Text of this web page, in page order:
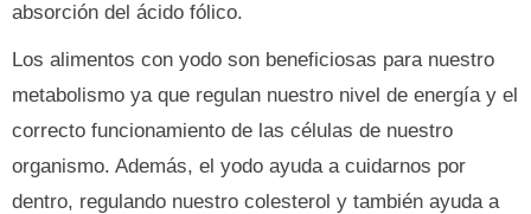
absorción del ácido fólico.
Los alimentos con yodo son beneficiosas para nuestro
metabolismo ya que regulan nuestro nivel de energía y el
correcto funcionamiento de las células de nuestro
organismo. Además, el yodo ayuda a cuidarnos por
dentro, regulando nuestro colesterol y también ayuda a